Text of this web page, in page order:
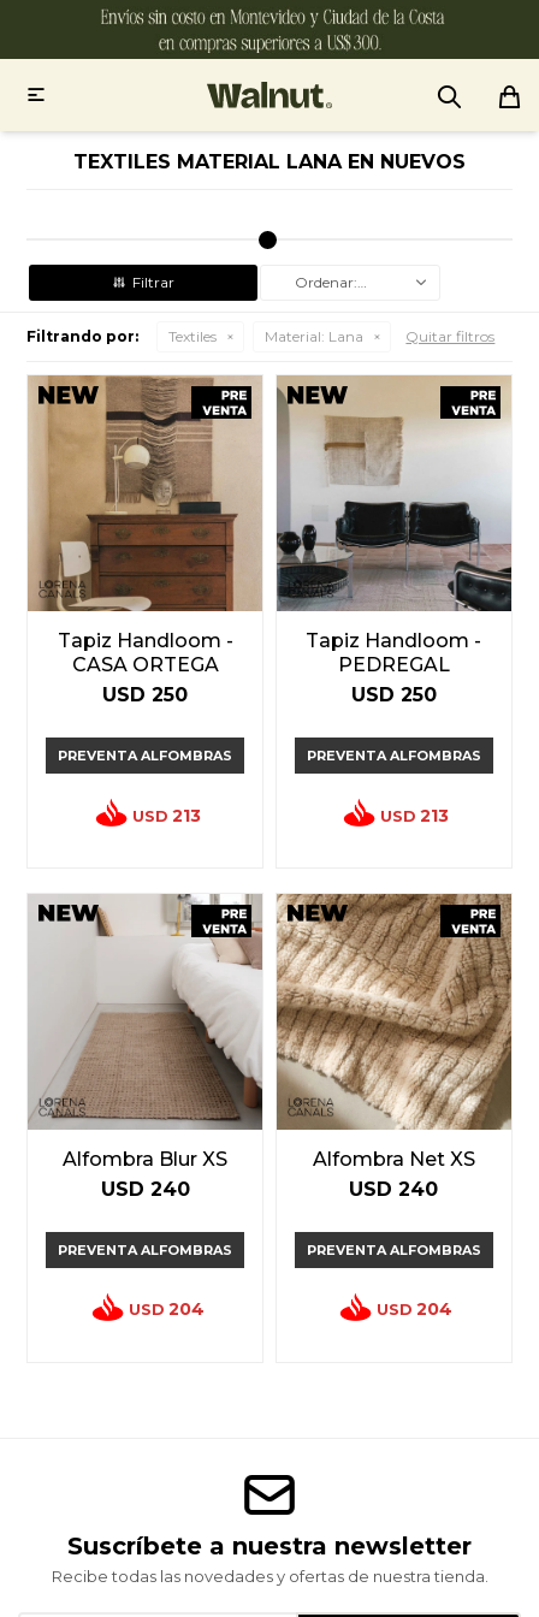

TEXTILES MATERIAL LANA EN NUEVOS
Recomendados
Filtrando por: Textiles Material: Lana Quitar filtros
Tapiz Handloom -
CASA ORTEGA
USD 250
PREVENTA ALFOMBRAS
USD 213
Tapiz Handloom -
PEDREGAL
USD 250
PREVENTA ALFOMBRAS
USD 213
Alfombra Blur XS
USD 240
PREVENTA ALFOMBRAS
USD 204
Alfombra Net XS
USD 240
PREVENTA ALFOMBRAS
USD 204
Suscríbete a nuestra newsletter
Recibe todas las novedades y ofertas de nuestra tienda.